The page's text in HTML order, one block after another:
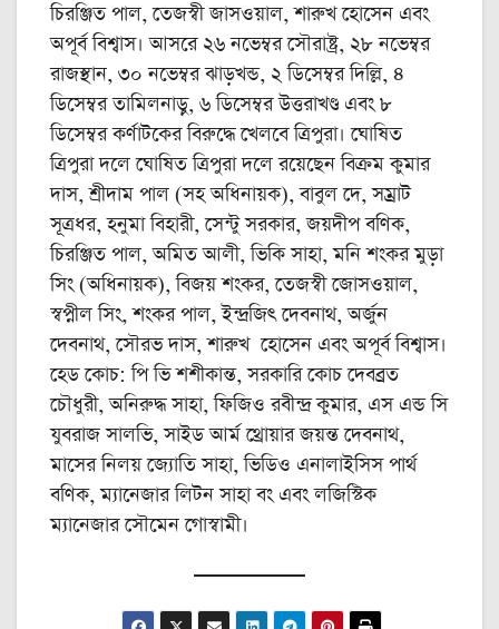
চিরঞ্জিত পাল, তেজস্বী জাসওয়াল, শারুখ হোসেন এবং
অপূর্ব বিশ্বাস। আসরে ২৬ নভেম্বর সৌরাষ্ট্র, ২৮ নভেম্বর
রাজস্থান, ৩০ নভেম্বর ঝাড়খন্ড, ২ ডিসেম্বর দিল্লি, ৪
ডিসেম্বর তামিলনাড়ু, ৬ ডিসেম্বর উত্তরাখণ্ড এবং ৮
ডিসেম্বর কর্ণাটকের বিরুদ্ধে খেলবে ত্রিপুরা। ঘোষিত
ত্রিপুরা দলে ঘোষিত ত্রিপুরা দলে রয়েছেন বিক্রম কুমার
দাস, শ্রীদাম পাল (সহ অধিনায়ক), বাবুল দে, সম্রাট
সূত্রধর, হনুমা বিহারী, সেন্টু সরকার, জয়দীপ বণিক,
চিরঞ্জিত পাল, অমিত আলী, ভিকি সাহা, মনি শংকর মুড়া
সিং (অধিনায়ক), বিজয় শংকর, তেজস্বী জোসওয়াল,
স্বপ্নীল সিং, শংকর পাল, ইন্দ্রজিৎ দেবনাথ, অর্জুন
দেবনাথ, সৌরভ দাস, শারুখ হোসেন এবং অপূর্ব বিশ্বাস।
হেড কোচ: পি ভি শশীকান্ত, সরকারি কোচ দেবব্রত
চৌধুরী, অনিরুদ্ধ সাহা, ফিজিও রবীন্দ্র কুমার, এস এন্ড সি
যুবরাজ সালভি, সাইড আর্ম থ্রোয়ার জয়ন্ত দেবনাথ,
মাসের নিলয় জ্যোতি সাহা, ভিডিও এনালাইসিস পার্থ
বণিক, ম্যানেজার লিটন সাহা বং এবং লজিস্টিক
ম্যানেজার সৌমেন গোস্বামী।